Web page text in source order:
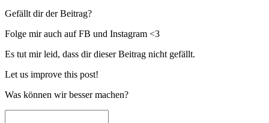
Gefällt dir der Beitrag?
Folge mir auch auf FB und Instagram <3
Es tut mir leid, dass dir dieser Beitrag nicht gefällt.
Let us improve this post!
Was können wir besser machen?